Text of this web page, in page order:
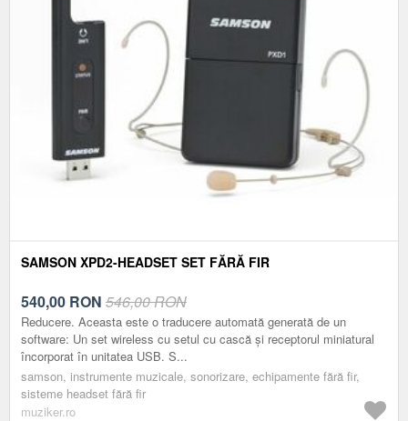
SAMSON XPD2-HEADSET SET FĂRĂ FIR
540,00 RON 546,00 RON
Reducere. Aceasta este o traducere automată generată de un
software: Un set wireless cu setul cu cască și receptorul miniatural
încorporat în unitatea USB. S...
samson, instrumente muzicale, sonorizare, echipamente fără fir,
sisteme headset fără fir
muziker.ro